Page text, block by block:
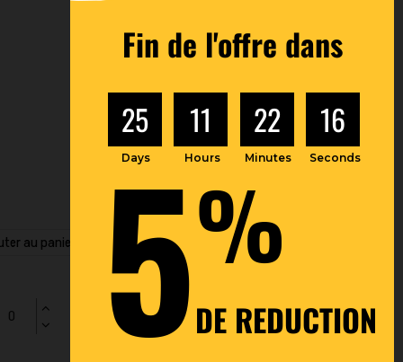
au panier 5%
DE REDUCTION
Fin de l'offre dans
25 11 22 15
Days Hours Minutes Seconds